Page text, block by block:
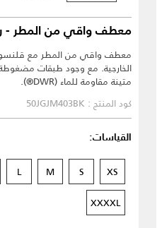
معطف واقي من المطر -
معطف واقي من المطر مع
الخارجية. مع وجود طبقات
متينة مقاومة للماء (DWR®).
كود المنتج : 50JGJM403BK
القياسات:
XS
S
M
L
XXXXL